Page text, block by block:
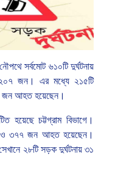
নৌপথে সর্বমোট ৬১০টি দুর্ঘটনায়
জন। এর মধ্যে ২১৫টি
জন আহত হয়েছেন।
হয়েছে চট্টগ্রাম বিভাগে।
ও ৩৭৭ জন আহত হয়েছেন।
২৮টি সড়ক দুর্ঘটনায় ৩১